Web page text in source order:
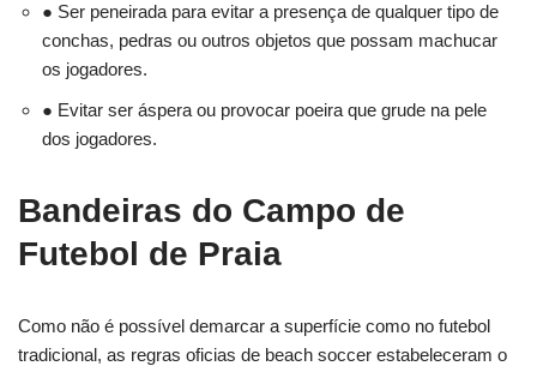
● Ser peneirada para evitar a presença de qualquer tipo de
conchas, pedras ou outros objetos que possam machucar
os jogadores.
● Evitar ser áspera ou provocar poeira que grude na pele
dos jogadores.
Bandeiras do Campo de
Futebol de Praia
Como não é possível demarcar a superfície como no futebol
tradicional, as regras oficias de beach soccer estabeleceram o